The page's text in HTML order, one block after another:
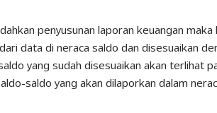
penyusunan laporan keuangan
data di neraca saldo dan disesuaikan
yang sudah disesuaikan akan terlihat
saldo yang akan dilaporkan dalam